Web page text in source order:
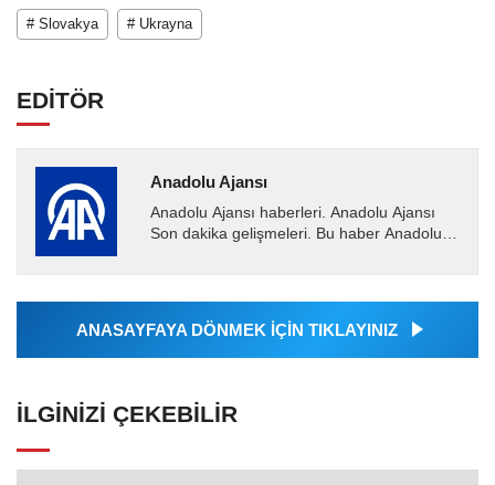
# Slovakya # Ukrayna
EDİTÖR
Anadolu Ajansı
Anadolu Ajansı haberleri. Anadolu Ajansı
Son dakika gelişmeleri. Bu haber Anadolu
Ajansı tarafından...
ANASAYFAYA DÖNMEK İÇİN TIKLAYINIZ
İLGINIZI ÇEKEBILIR